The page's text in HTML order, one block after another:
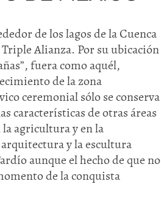
de los lagos de la Cuenca
Alianza. Por su ubicación
fuera como aquél,
de la zona
ceremonial sólo se conserva
características de otras áreas
la agricultura y en la
y la escultura
aunque el hecho de que no
de la conquista